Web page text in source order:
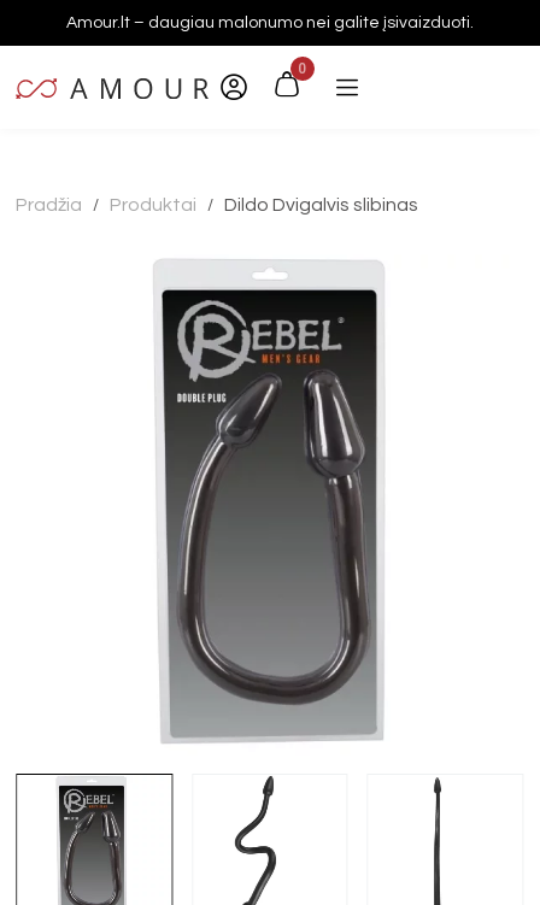
Amour.lt – daugiau malonumo nei galite įsivaizduoti.
0
Pradžia / Produktai / Dildo Dvigalvis slibinas